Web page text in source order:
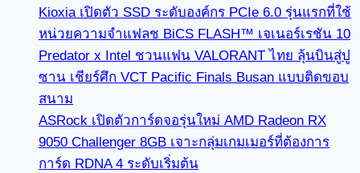
Kioxia เปิดตัว SSD ระดับองค์กร PCIe 6.0 รุ่นแรกที่ใช้
หน่วยความจำแฟลช BiCS FLASH™ เจเนอร์เรชัน 10
Predator x Intel ชวนแฟน VALORANT ไทย ลุ้นบินสู่ปู
ซาน เชียร์ศึก VCT Pacific Finals Busan แบบติดขอบ
สนาม
ASRock เปิดตัวการ์ดจอรุ่นใหม่ AMD Radeon RX
9050 Challenger 8GB เจาะกลุ่มเกมเมอร์ที่ต้องการ
การ์ด RDNA 4 ระดับเริ่มต้น